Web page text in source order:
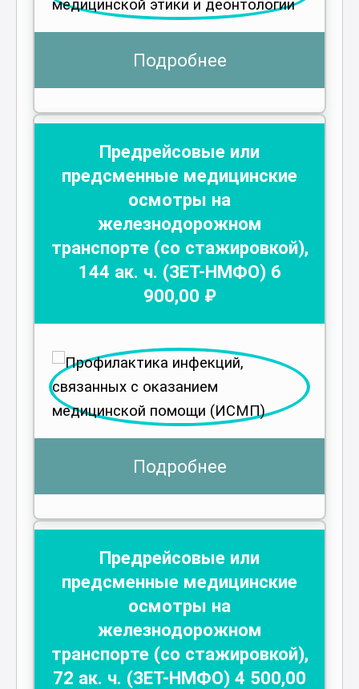
Подробнее
Предрейсовые или
предсменные медицинские
осмотры на
железнодорожном
транспорте (со стажировкой),
144 ак. ч. (ЗЕТ-НМФО) 6
900,00 ₽
Подробнее
Предрейсовые или
предсменные медицинские
осмотры на
железнодорожном
транспорте (со стажировкой),
72 ак. ч. (ЗЕТ-НМФО) 4 500,00